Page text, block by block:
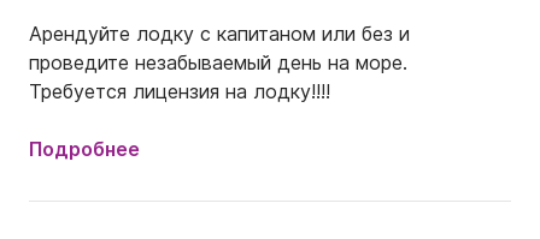
Арендуйте лодку с капитаном или без и
проведите незабываемый день на море.
Требуется лицензия на лодку!!!!
Подробнее